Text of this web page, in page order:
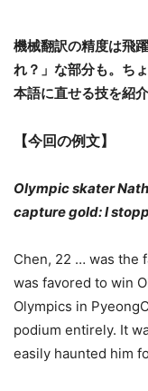
機械翻訳の精度は飛
れ？」な部分も。 ち
本語に直せる技を紹介
【今回の例文】
Olympic skater
capture gold: I
Chen, 22 … was the
was favored to win
Olympics in
podium entirely. It
easily haunted him